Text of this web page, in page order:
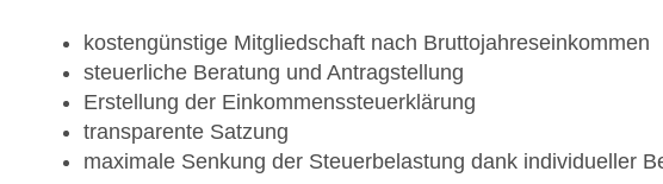
kostengünstige Mitgliedschaft nach Bruttojahreseinkommen
steuerliche Beratung und Antragstellung
Erstellung der Einkommenssteuerklärung
transparente Satzung
maximale Senkung der Steuerbelastung dank individueller